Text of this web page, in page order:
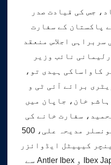
جس کی قیادت صدر
پاکستان کے سفارت
اجلاس منعقد
نائب وزیر
کاواساکی ہیدی تو،
برائے آئی ٹی و
خان، جاپان میں
سفارت خانے کی
ٹریڈ اینڈ انویسٹمنٹ کونسلر مدیحہ علی، 500
کیپیٹل ایڈوائزر
جوناتھن ٹی، اور Ibex Japan KK و Antler Ibex سے